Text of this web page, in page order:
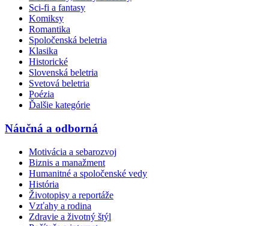
Sci-fi a fantasy
Komiksy
Romantika
Spoločenská beletria
Klasika
Historické
Slovenská beletria
Svetová beletria
Poézia
Ďalšie kategórie
Náučná a odborná
Motivácia a sebarozvoj
Biznis a manažment
Humanitné a spoločenské vedy
História
Životopisy a reportáže
Vzťahy a rodina
Zdravie a životný štýl